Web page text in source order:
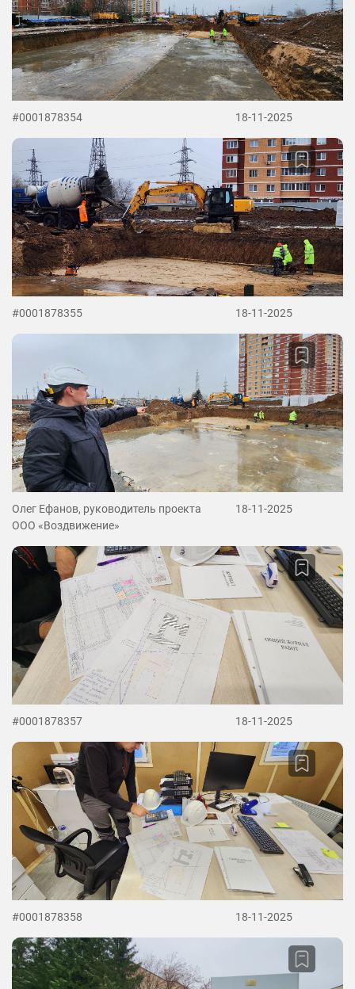
#0001878354 18-11-2025
#0001878355 18-11-2025
Олег Ефанов, руководитель проекта
ООО «Воздвижение»
18-11-2025
#0001878357 18-11-2025
#0001878358 18-11-2025